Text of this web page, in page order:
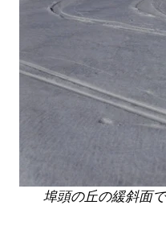
埠頭の丘の緩斜面